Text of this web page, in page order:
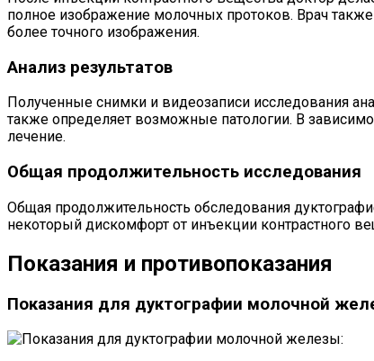
полное изображение молочных протоков. Врач
более точного изображения.
Анализ результатов
Полученные снимки и видеозаписи исследования
также определяет возможные патологии. В
лечение.
Общая продолжительность исследования
Общая продолжительность обследования
некоторый дискомфорт от инъекции контрастного
Показания и противопоказания
Показания для дуктографии молочной